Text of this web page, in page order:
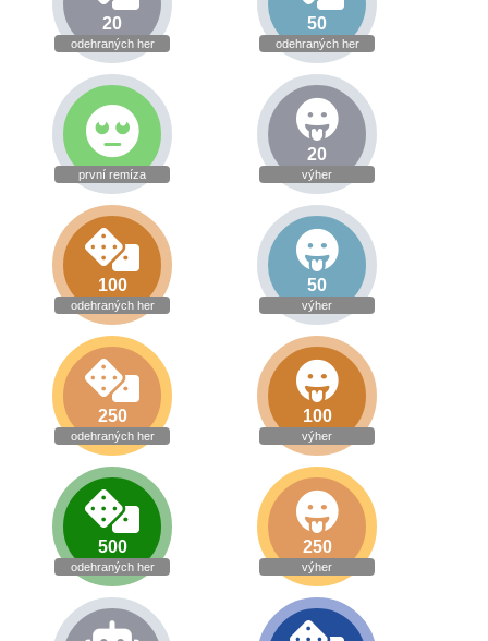
20
odehraných her
50
odehraných her
první remíza
20
výher
100
odehraných her
50
výher
250
odehraných her
100
výher
500
odehraných her
250
výher